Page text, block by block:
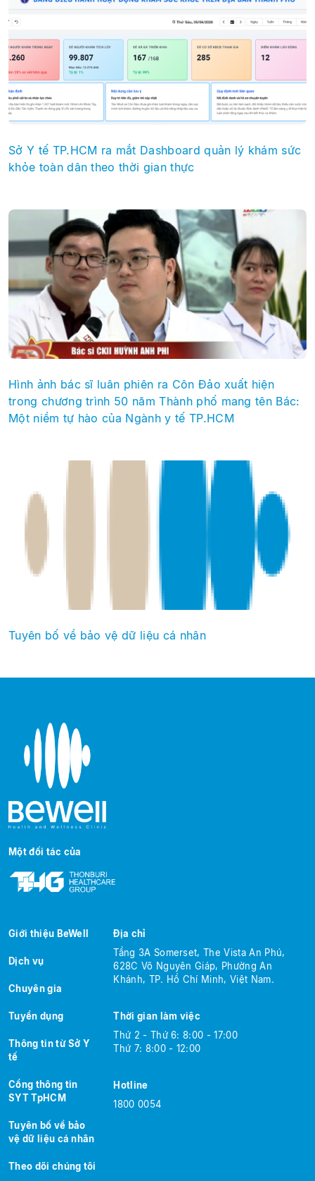
Sở Y tế TP.HCM ra mắt Dashboard quản lý khám sức
khỏe toàn dân theo thời gian thực
Hình ảnh bác sĩ luân phiên ra Côn Đảo xuất hiện
trong chương trình 50 năm Thành phố mang tên Bác:
Một niềm tự hào của Ngành y tế TP.HCM
Tuyên bố về bảo vệ dữ liệu cá nhân
Một đối tác của
Giới thiệu BeWell
Dịch vụ
Chuyên gia
Tuyển dụng
Thông tin từ Sở Y
tế
Cổng thông tin
SYT TpHCM
Tuyên bố về bảo
vệ dữ liệu cá nhân
Địa chỉ
Tầng 3A Somerset, The Vista An Phú,
628C Võ Nguyên Giáp, Phường An
Khánh, TP. Hồ Chí Minh, Việt Nam.
Thời gian làm việc
Thứ 2 - Thứ 6: 8:00 - 17:00
Thứ 7: 8:00 - 12:00
Hotline
1800 0054
Theo dõi chúng tôi